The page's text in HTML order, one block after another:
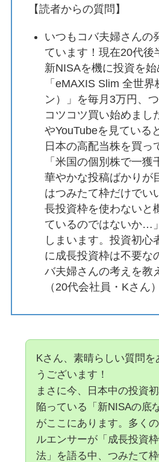
【読者からの質問】
いつもコバ夫婦さんの
ています！現在20代後
新NISAを機に投資を
「eMAXIS Slim 全世
ン）」を毎月3万円、
コツコツ買い始めまし
やYouTubeを見ている
日本の高配当株を買っ
「米国の個別株で一獲
華やかな投稿ばかりが
はつみたて枠だけで
長投資枠を使わないと
ているのではないか…
しまいます。投資初心
に成長投資枠は不要な
バ夫婦さんの考えを教
（20代会社員・Kさん）
Kさん、素晴らしい質問を
うございます！
まさに今、日本中の投資
陥っている「新NISAの底
がここにあります。多く
ルエンサーが「成長投資
法」を語る中、つみたて